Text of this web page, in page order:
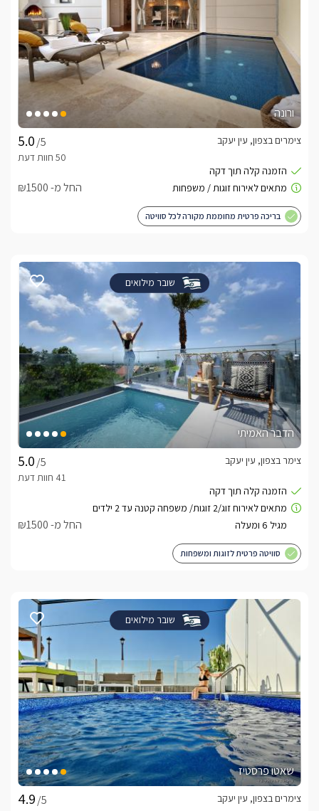
ורונה
/5
צימרים בצפון, עין יעקב
החל מ- ₪1500
בריכה פרטית מחוממת מקורה לכל סוויטה
שובר מילואים
הדבר האמיתי
/5
צימר בצפון, עין יעקב
החל מ- ₪1500
סוויטה פרטית לזוגות ומשפחות
שובר מילואים
שאטו פרסטיז
/5
צימרים בצפון, עין יעקב